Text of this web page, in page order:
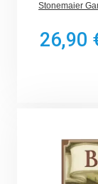
Stonemaier
26,90